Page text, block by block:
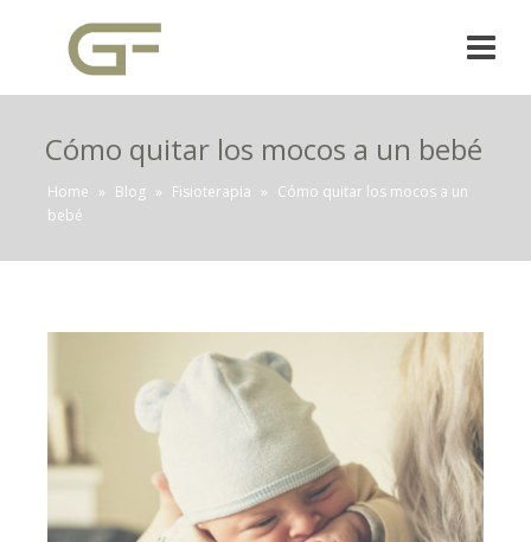
Cómo quitar los mocos a un bebé
Home » Blog » Fisioterapia » Cómo quitar los mocos a un
bebé